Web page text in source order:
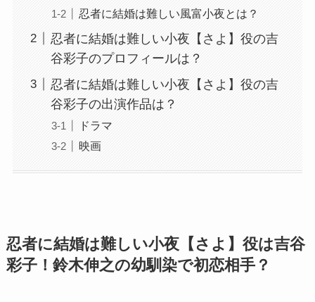
忍者に結婚は難しい風富小夜とは？
忍者に結婚は難しい小夜【さよ】役の吉
谷彩子のプロフィールは？
忍者に結婚は難しい小夜【さよ】役の吉
谷彩子の出演作品は？
ドラマ
映画
忍者に結婚は難しい小夜【さよ】役は吉谷
彩子！ 鈴木伸之の幼馴染で初恋相手？